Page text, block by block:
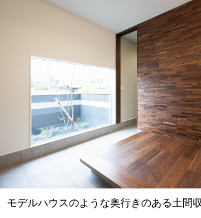
モデルハウスのような奥行きのある土間